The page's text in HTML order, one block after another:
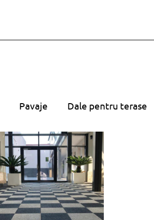
Pavaje Dale pentru terase